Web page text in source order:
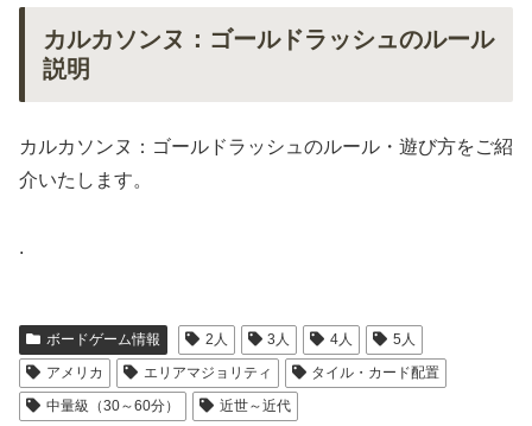
カルカソンヌ：ゴールドラッシュのルール
説明
カルカソンヌ：ゴールドラッシュのルール・遊び方をご紹
介いたします。
.
ボードゲーム情報 2人 3人 4人
5人
アメリカ
エリアマジョリティ
タイル・カード配置
中量級（30～60分）
近世～近代